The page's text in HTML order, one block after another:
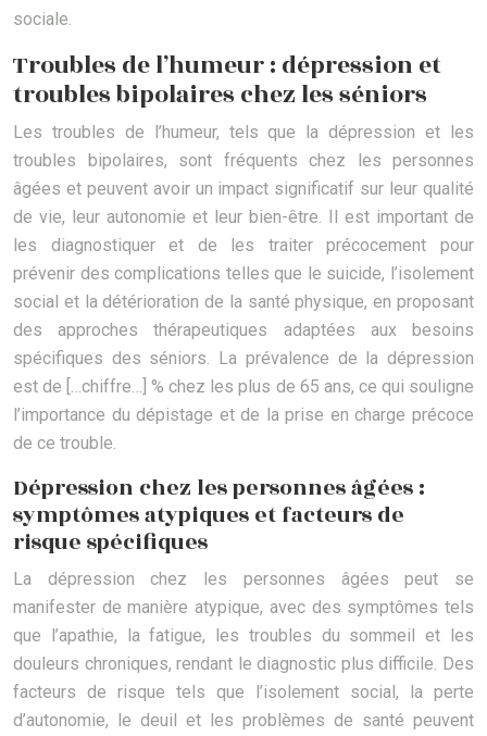
sociale.
Troubles de l’humeur : dépression et
troubles bipolaires chez les séniors
Les troubles de l’humeur, tels que la dépression et les
troubles bipolaires, sont fréquents chez les personnes
âgées et peuvent avoir un impact significatif sur leur qualité
de vie, leur autonomie et leur bien-être. Il est important de
les diagnostiquer et de les traiter précocement pour
prévenir des complications telles que le suicide, l’isolement
social et la détérioration de la santé physique, en proposant
des approches thérapeutiques adaptées aux besoins
spécifiques des séniors. La prévalence de la dépression
est de […chiffre…] % chez les plus de 65 ans, ce qui souligne
l’importance du dépistage et de la prise en charge précoce
de ce trouble.
Dépression chez les personnes âgées :
symptômes atypiques et facteurs de
risque spécifiques
La dépression chez les personnes âgées peut se
manifester de manière atypique, avec des symptômes tels
que l’apathie, la fatigue, les troubles du sommeil et les
douleurs chroniques, rendant le diagnostic plus difficile. Des
facteurs de risque tels que l’isolement social, la perte
d’autonomie, le deuil et les problèmes de santé peuvent